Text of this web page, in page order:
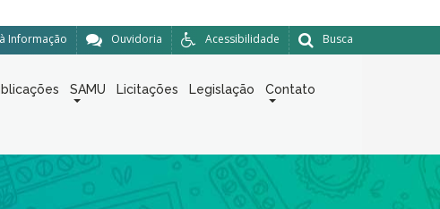
Busca
Acessibilidade
Ouvidoria
Informação
SAMU Licitações Legislação Contato